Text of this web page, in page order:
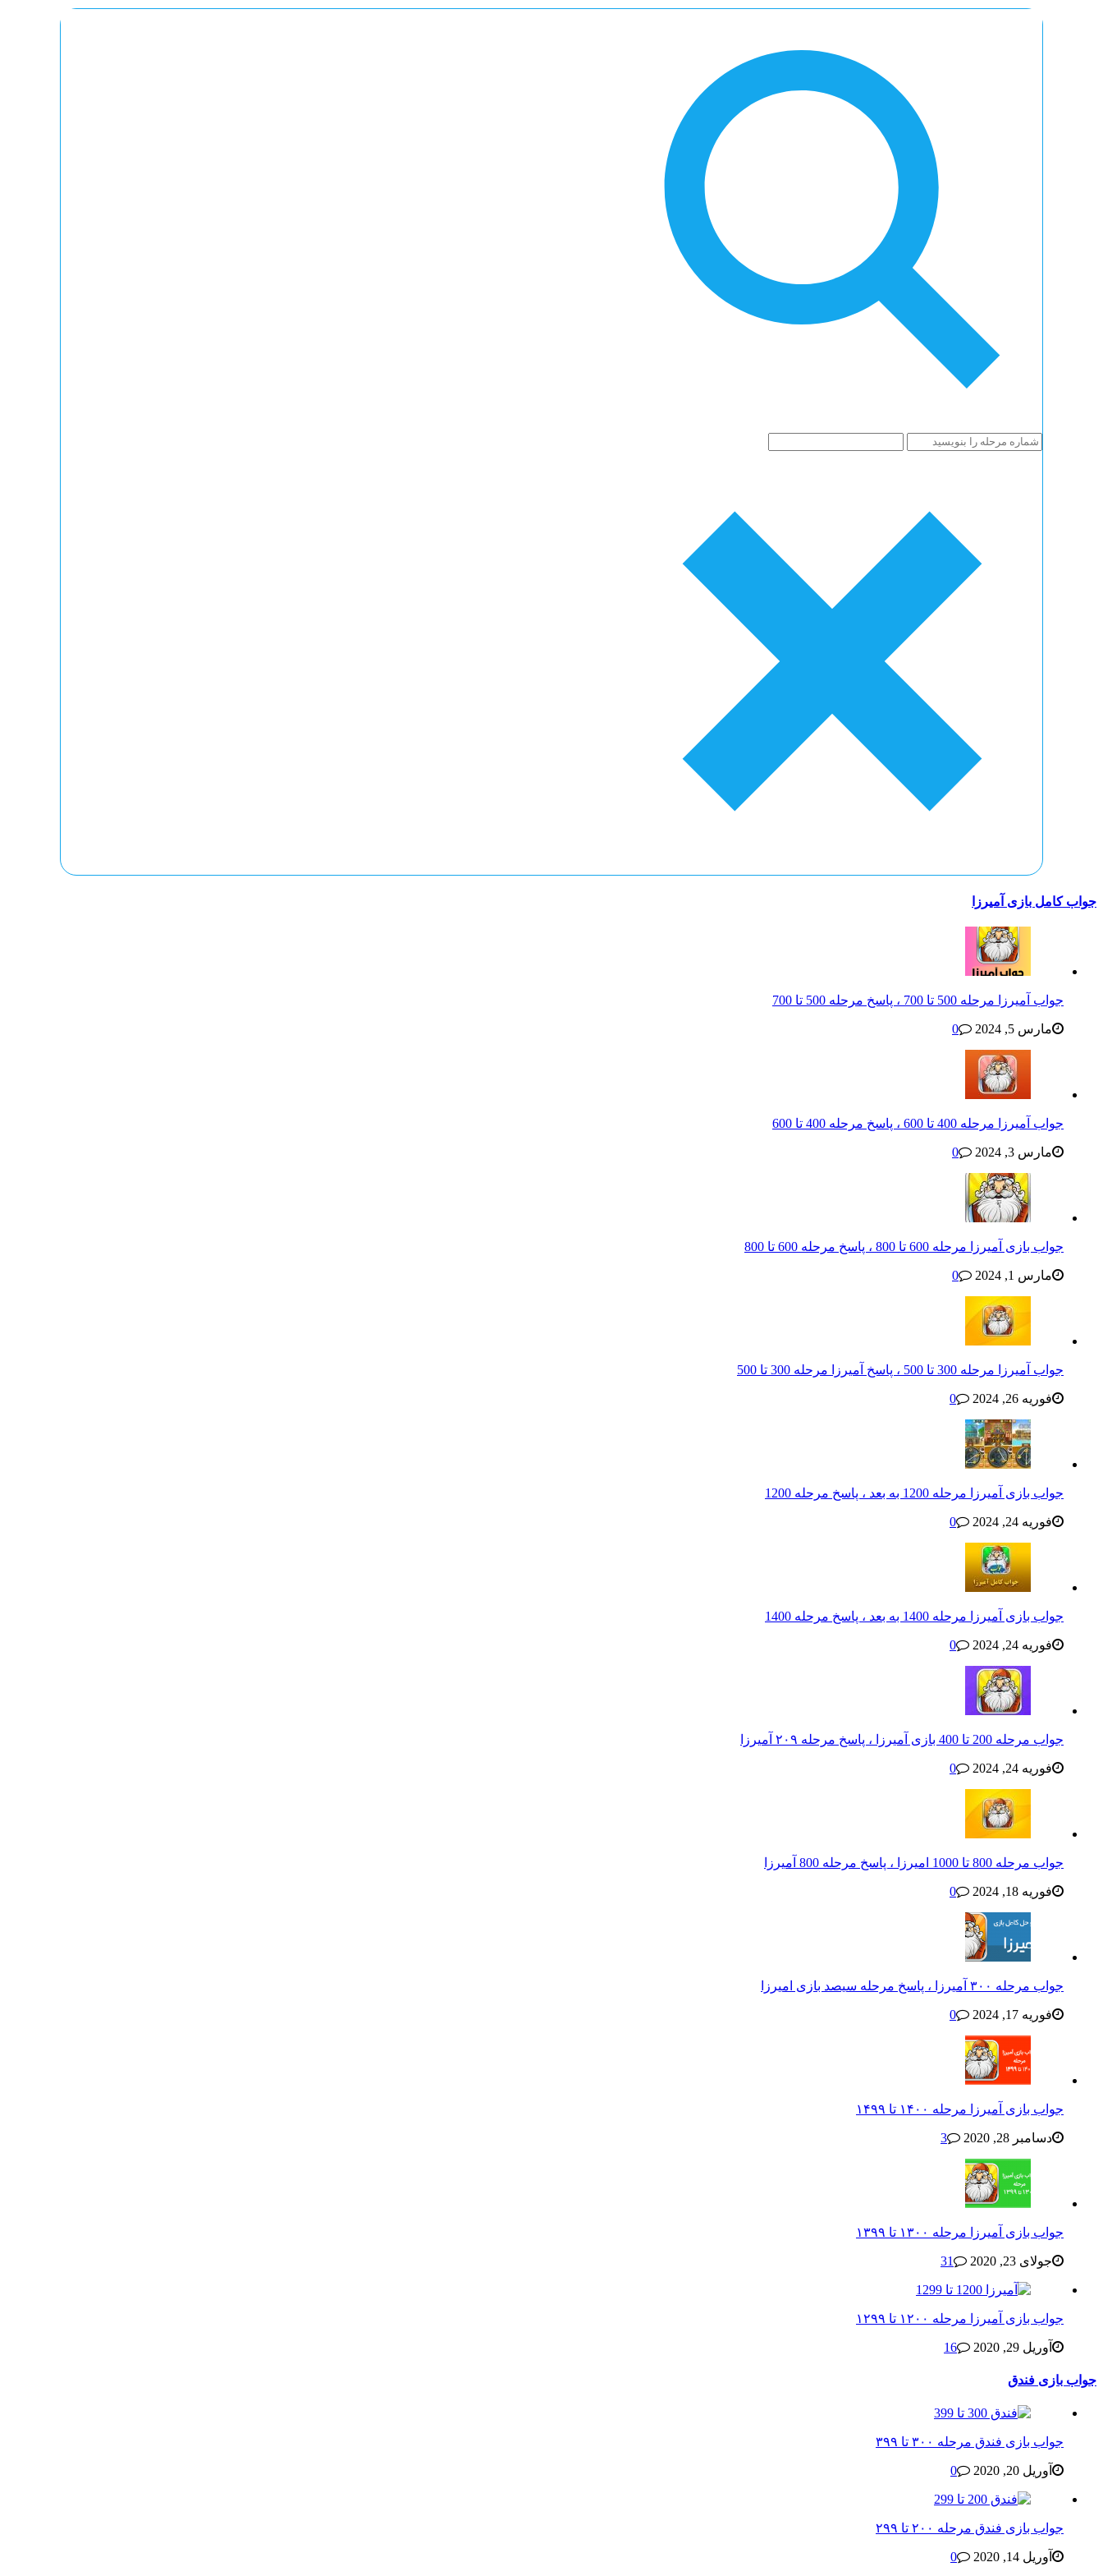
جواب کامل بازی آمیرزا
جواب آمیرزا مرحله 500 تا 700 ، پاسخ مرحله 500 تا 700
مارس 5, 2024 0
جواب آمیرزا مرحله 400 تا 600 ، پاسخ مرحله 400 تا 600
مارس 3, 2024 0
جواب بازی آمیرزا مرحله 600 تا 800 ، پاسخ مرحله 600 تا 800
مارس 1, 2024 0
جواب آمیرزا مرحله 300 تا 500 ، پاسخ آمیرزا مرحله 300 تا 500
فوریه 26, 2024 0
جواب بازی آمیرزا مرحله 1200 به بعد ، پاسخ مرحله 1200
فوریه 24, 2024 0
جواب بازی آمیرزا مرحله 1400 به بعد ، پاسخ مرحله 1400
فوریه 24, 2024 0
جواب مرحله 200 تا 400 بازی آمیرزا ، پاسخ مرحله ۲۰۹ آمیرزا
فوریه 24, 2024 0
جواب مرحله 800 تا 1000 امیرزا ، پاسخ مرحله 800 آمیرزا
فوریه 18, 2024 0
جواب مرحله ۳۰۰ آمیرزا ، پاسخ مرحله سیصد بازی امیرزا
فوریه 17, 2024 0
جواب بازی آمیرزا مرحله ۱۴۰۰ تا ۱۴۹۹
دسامبر 28, 2020 3
جواب بازی آمیرزا مرحله ۱۳۰۰ تا ۱۳۹۹
جولای 23, 2020 31
جواب بازی آمیرزا مرحله ۱۲۰۰ تا ۱۲۹۹
آوریل 29, 2020 16
جواب بازی فندق
جواب بازی فندق مرحله ۳۰۰ تا ۳۹۹
آوریل 20, 2020 0
جواب بازی فندق مرحله ۲۰۰ تا ۲۹۹
آوریل 14, 2020 0